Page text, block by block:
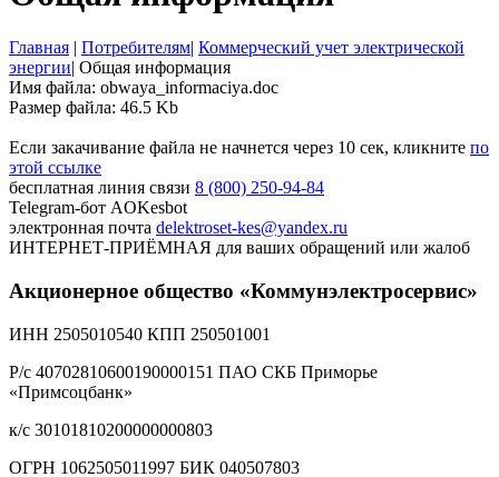
Главная | Потребителям| Коммерческий учет электрической
энергии| Общая информация
Имя файла: obwaya_informaciya.doc
Размер файла: 46.5 Kb
Если закачивание файла не начнется через 10 сек, кликните по
этой ссылке
бесплатная линия связи 8 (800) 250-94-84
Telegram-бот AOKesbot
электронная почта delektroset-kes@yandex.ru
ИНТЕРНЕТ-ПРИЁМНАЯ для ваших обращений или жалоб
Акционерное общество «Коммунэлектросервис»
ИНН 2505010540 КПП 250501001
Р/с 40702810600190000151 ПАО СКБ Приморье
«Примсоцбанк»
к/с 30101810200000000803
ОГРН 1062505011997 БИК 040507803